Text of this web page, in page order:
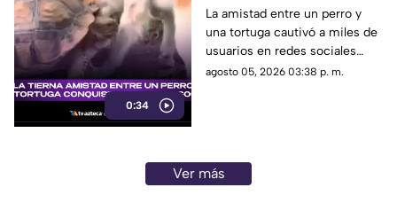
0:34
amigos conquista las
redes sociales por su
ternura
La amistad entre un perro y
una tortuga cautivó a miles de
usuarios en redes sociales
gracias a un tierno video viral.
agosto 05, 2026 03:38 p. m.
Ver más